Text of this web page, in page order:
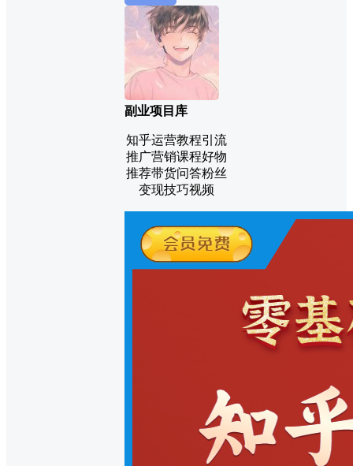
副业项目库
知乎运营教程引流
推广营销课程好物
推荐带货问答粉丝
变现技巧视频